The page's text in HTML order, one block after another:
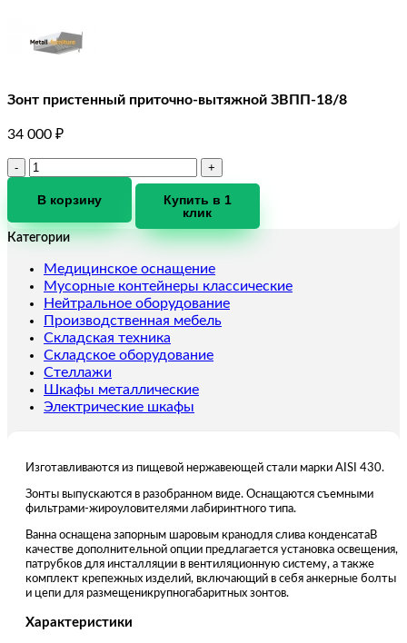
Зонт пристенный приточно-вытяжной ЗВПП-18/8
34 000 ₽
Количество
Зонт
приточно-
ЗВПП-18/8
В корзину
Купить в 1
клик
Категории
Медицинское оснащение
Мусорные контейнеры классические
Нейтральное оборудование
Производственная мебель
Складская техника
Складское оборудование
Стеллажи
Шкафы металлические
Электрические шкафы
Изготавливаются из пищевой нержавеющей стали марки AISI 430.
Зонты выпускаются в разобранном виде. Оснащаются съемными
фильтрами-жироуловителями лабиринтного типа.
Ванна оснащена запорным шаровым кранодля слива конденсатаВ
качестве дополнительной опции предлагается установка освещения,
патрубков для инсталляции в вентиляционную систему, а также
комплект крепежных изделий, включающий в себя анкерные болты
и цепи для размещеникрупногабаритных зонтов.
Характеристики